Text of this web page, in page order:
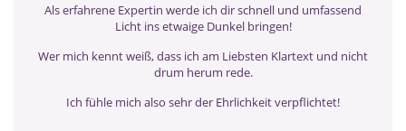
Als erfahrene Expertin werde ich dir schnell und umfassend
Licht ins etwaige Dunkel bringen!
Wer mich kennt weiß, dass ich am Liebsten Klartext und nicht
drum herum rede.
Ich fühle mich also sehr der Ehrlichkeit verpflichtet!